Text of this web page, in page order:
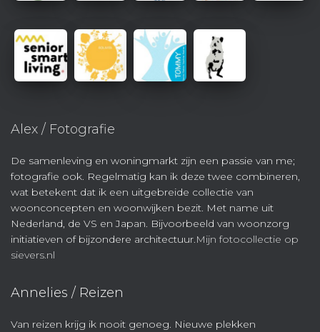
Alex / Fotografie
De samenleving en woningmarkt zijn een passie van me;
fotografie ook. Regelmatig kan ik deze twee combineren,
wat betekent dat ik een uitgebreide collectie van
woonconcepten en woonwijken bezit. Met name uit
Nederland, de VS en Japan. Bijvoorbeeld van woonzorg
initiatieven of bijzondere architectuur.Mijn fotocollectie op
sievers.nl
Annelies / Reizen
Van reizen krijg ik nooit genoeg. Nieuwe plekken